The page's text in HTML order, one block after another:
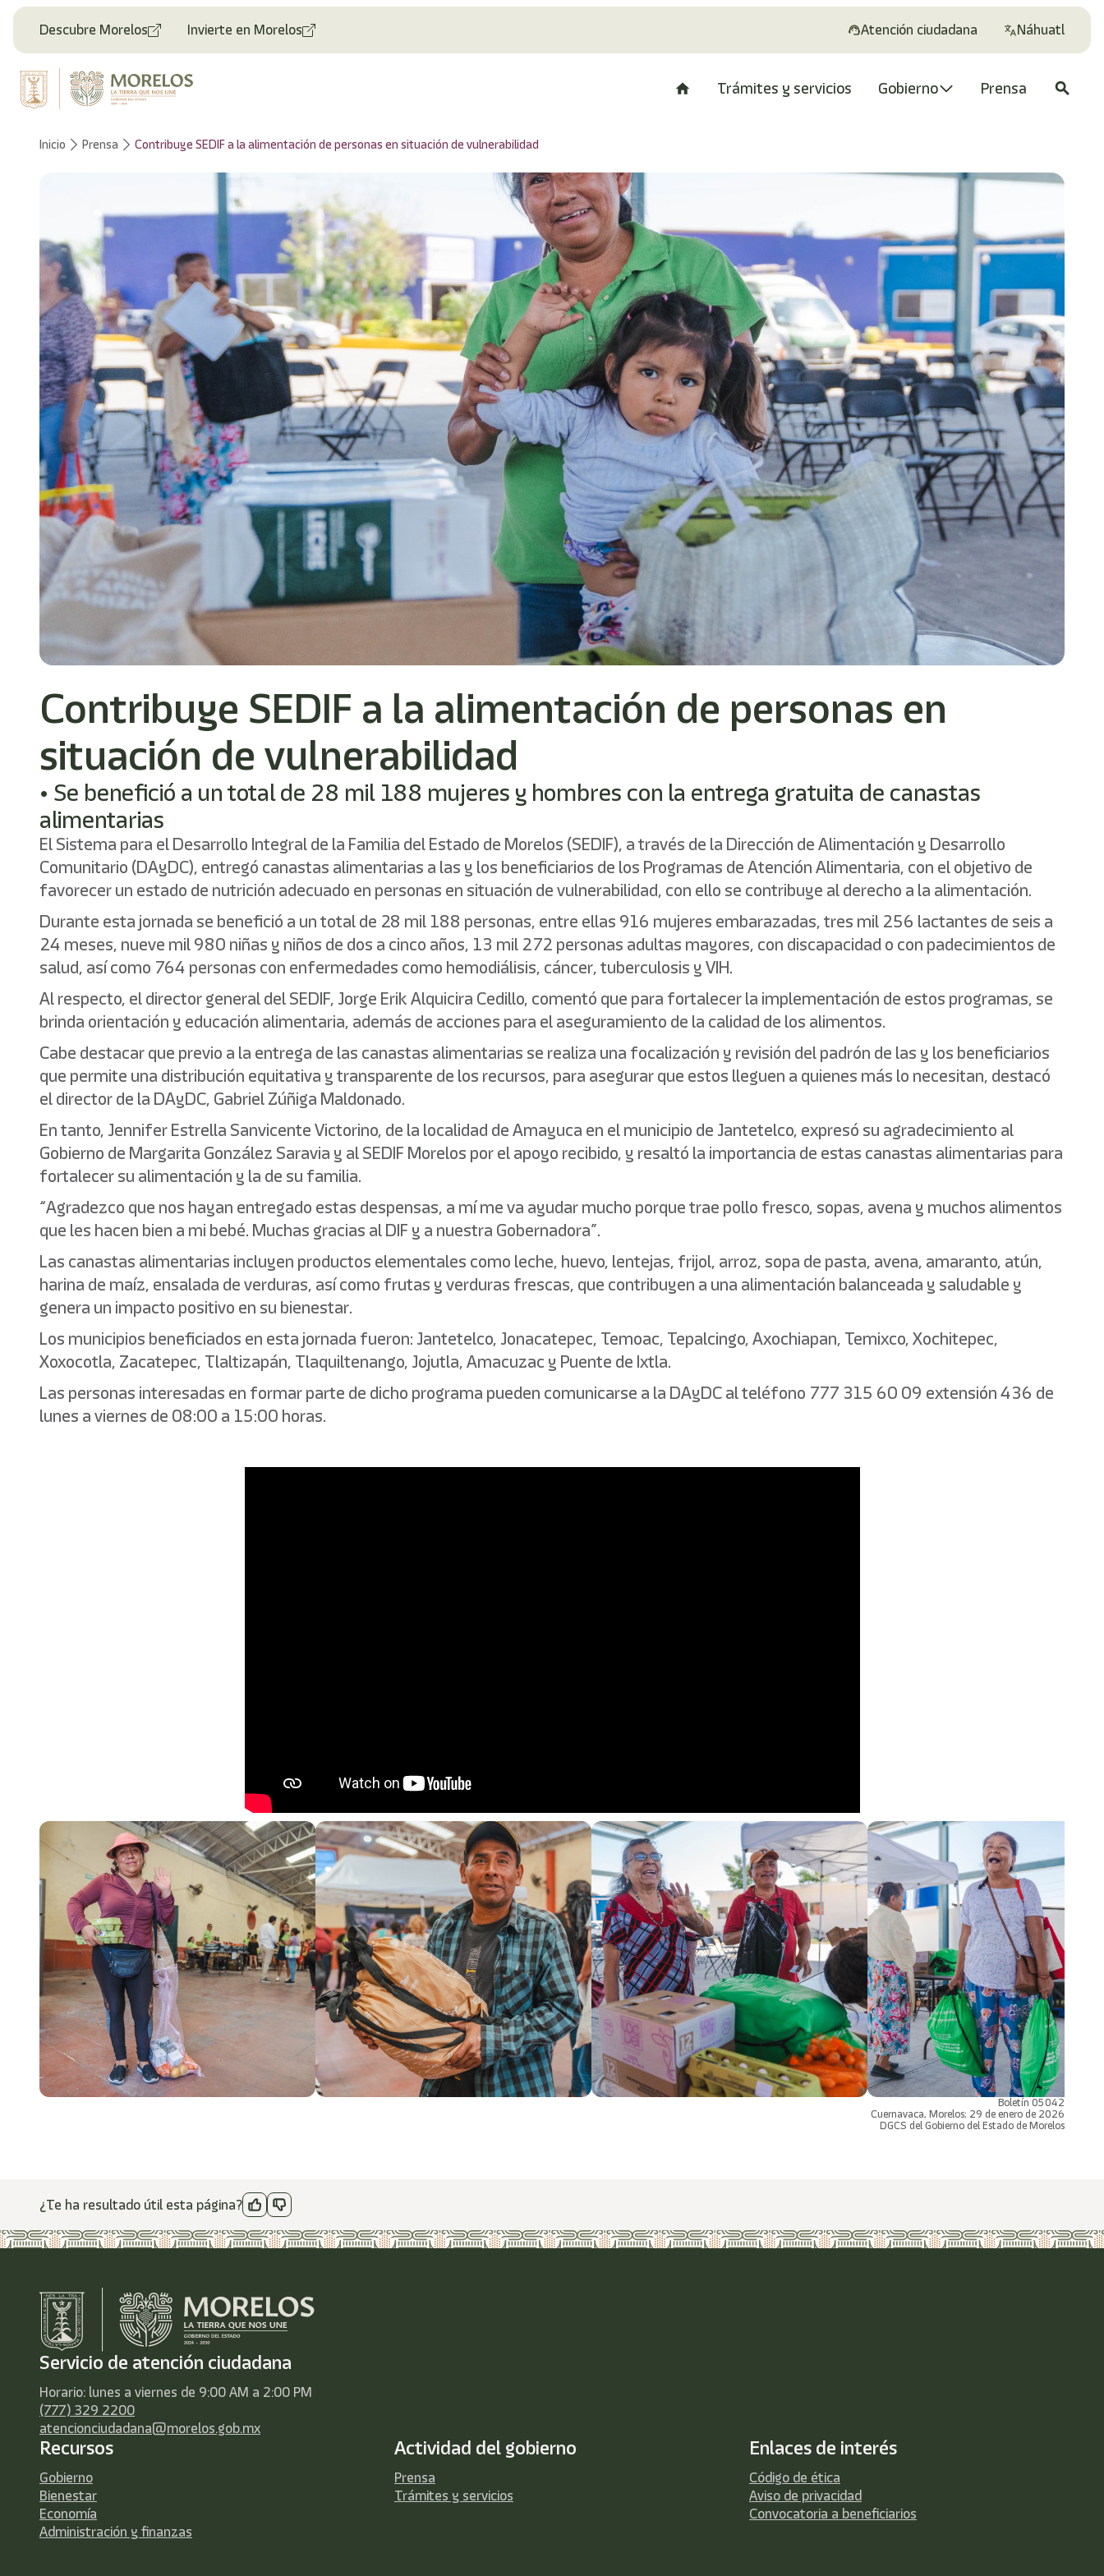
Descubre Morelos Invierte en Morelos Atención ciudadana Náhuatl
Trámites y servicios Gobierno Prensa search
Inicio Prensa Contribuye SEDIF a la alimentación de personas en situación de vulnerabilidad
Contribuye SEDIF a la alimentación de personas en
situación de vulnerabilidad
• Se benefició a un total de 28 mil 188 mujeres y hombres con la entrega gratuita de canastas
alimentarias
El Sistema para el Desarrollo Integral de la Familia del Estado de Morelos (SEDIF), a través de la Dirección de Alimentación y Desarrollo
Comunitario (DAyDC), entregó canastas alimentarias a las y los beneficiarios de los Programas de Atención Alimentaria, con el objetivo de
favorecer un estado de nutrición adecuado en personas en situación de vulnerabilidad, con ello se contribuye al derecho a la alimentación.
Durante esta jornada se benefició a un total de 28 mil 188 personas, entre ellas 916 mujeres embarazadas, tres mil 256 lactantes de seis a
24 meses, nueve mil 980 niñas y niños de dos a cinco años, 13 mil 272 personas adultas mayores, con discapacidad o con padecimientos de
salud, así como 764 personas con enfermedades como hemodiálisis, cáncer, tuberculosis y VIH.
Al respecto, el director general del SEDIF, Jorge Erik Alquicira Cedillo, comentó que para fortalecer la implementación de estos programas, se
brinda orientación y educación alimentaria, además de acciones para el aseguramiento de la calidad de los alimentos.
Cabe destacar que previo a la entrega de las canastas alimentarias se realiza una focalización y revisión del padrón de las y los beneficiarios
que permite una distribución equitativa y transparente de los recursos, para asegurar que estos lleguen a quienes más lo necesitan, destacó
el director de la DAyDC, Gabriel Zúñiga Maldonado.
En tanto, Jennifer Estrella Sanvicente Victorino, de la localidad de Amayuca en el municipio de Jantetelco, expresó su agradecimiento al
Gobierno de Margarita González Saravia y al SEDIF Morelos por el apoyo recibido, y resaltó la importancia de estas canastas alimentarias para
fortalecer su alimentación y la de su familia.
“Agradezco que nos hayan entregado estas despensas, a mí me va ayudar mucho porque trae pollo fresco, sopas, avena y muchos alimentos
que les hacen bien a mi bebé. Muchas gracias al DIF y a nuestra Gobernadora”.
Las canastas alimentarias incluyen productos elementales como leche, huevo, lentejas, frijol, arroz, sopa de pasta, avena, amaranto, atún,
harina de maíz, ensalada de verduras, así como frutas y verduras frescas, que contribuyen a una alimentación balanceada y saludable y
genera un impacto positivo en su bienestar.
Los municipios beneficiados en esta jornada fueron: Jantetelco, Jonacatepec, Temoac, Tepalcingo, Axochiapan, Temixco, Xochitepec,
Xoxocotla, Zacatepec, Tlaltizapán, Tlaquiltenango, Jojutla, Amacuzac y Puente de Ixtla.
Las personas interesadas en formar parte de dicho programa pueden comunicarse a la DAyDC al teléfono 777 315 60 09 extensión 436 de
lunes a viernes de 08:00 a 15:00 horas.
Boletín 05042
Cuernavaca, Morelos; 29 de enero de 2026
DGCS del Gobierno del Estado de Morelos
¿Te ha resultado útil esta página?
Servicio de atención ciudadana
Horario: lunes a viernes de 9:00 AM a 2:00 PM
(777) 329 2200
atencionciudadana@morelos.gob.mx
Recursos
Gobierno
Bienestar
Economía
Administración y finanzas
Actividad del gobierno
Prensa
Trámites y servicios
Enlaces de interés
Código de ética
Aviso de privacidad
Convocatoria a beneficiarios